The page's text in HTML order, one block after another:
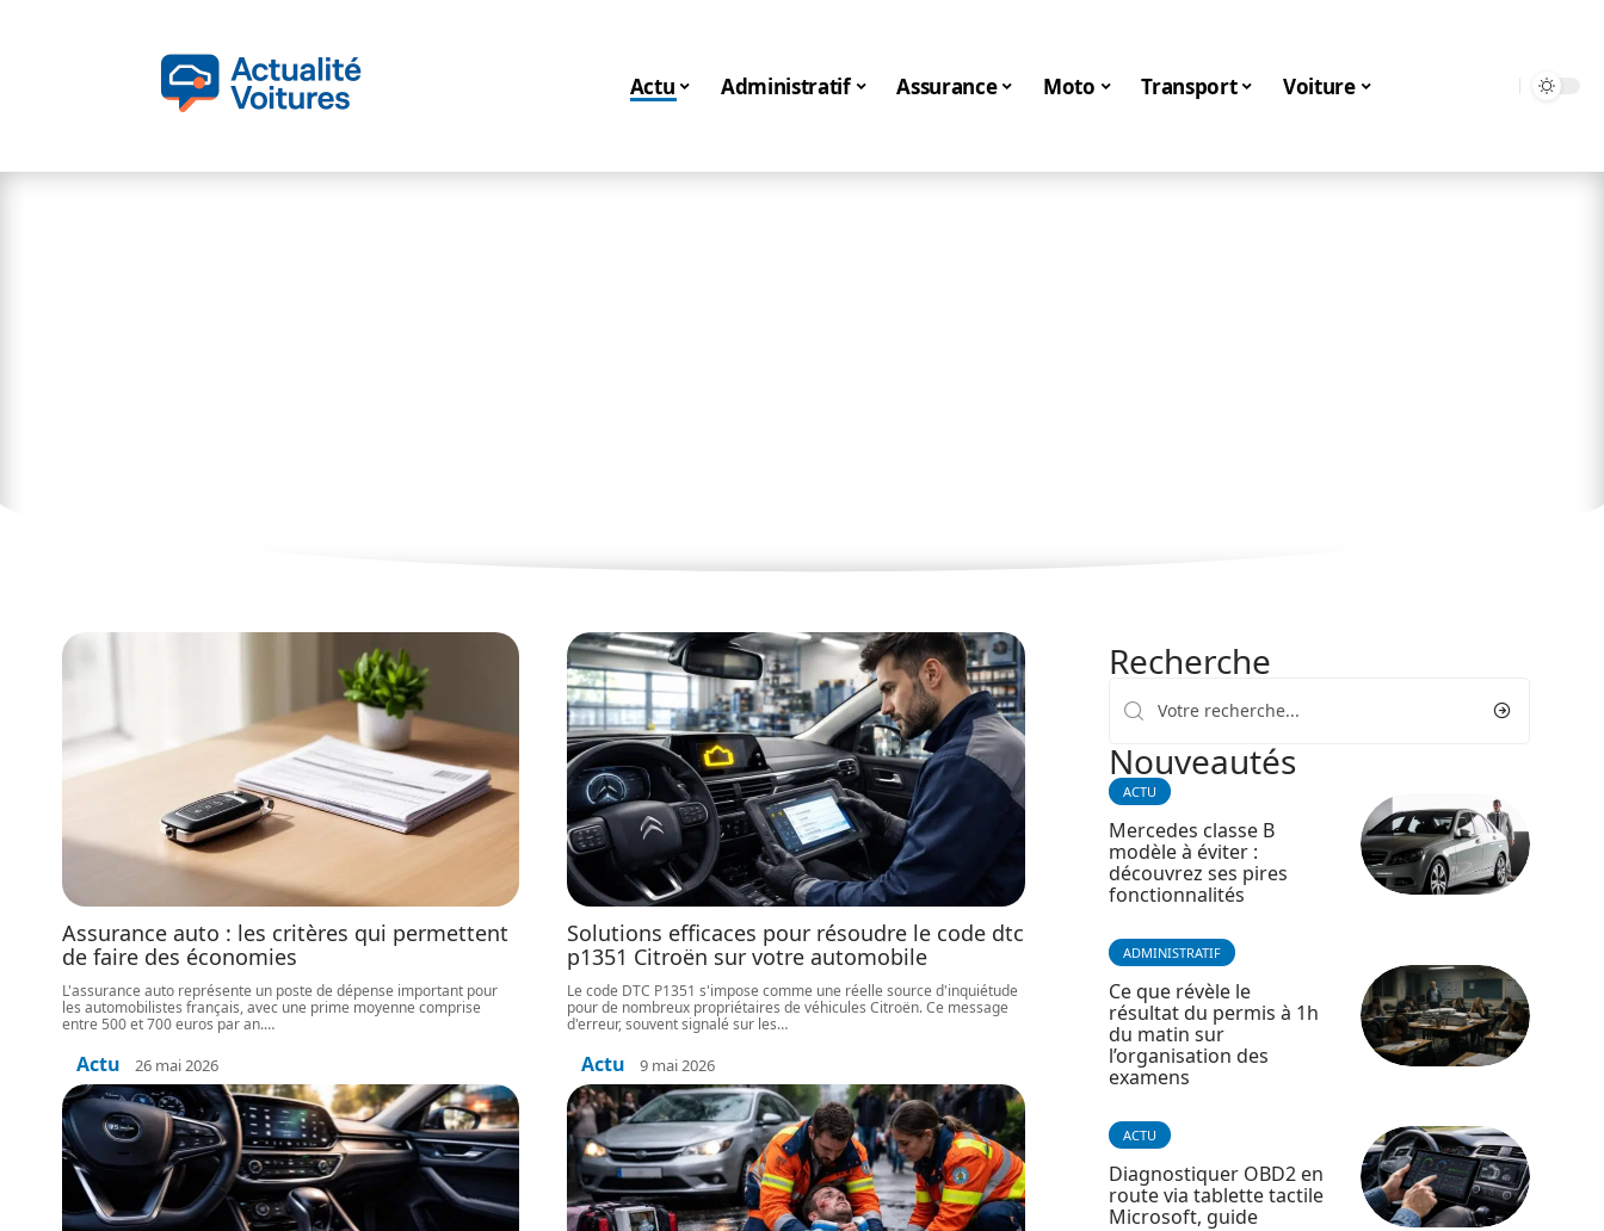
Actu Administratif Assurance Moto Transport Voiture
Assurance auto : les critères qui permettent
de faire des économies
L'assurance auto représente un poste de dépense important pour
les automobilistes français, avec une prime moyenne comprise
entre 500 et 700 euros par an.…
Actu 26 mai 2026
Solutions efficaces pour résoudre le code dtc
p1351 Citroën sur votre automobile
Le code DTC P1351 s'impose comme une réelle source d'inquiétude
pour de nombreux propriétaires de véhicules Citroën. Ce message
d'erreur, souvent signalé sur les…
Actu 9 mai 2026
Recherche
Nouveautés
ACTU
Mercedes classe B
modèle à éviter :
découvrez ses pires
fonctionnalités
ADMINISTRATIF
Ce que révèle le
résultat du permis à 1h
du matin sur
l’organisation des
examens
ACTU
Diagnostiquer OBD2 en
route via tablette tactile
Microsoft, guide